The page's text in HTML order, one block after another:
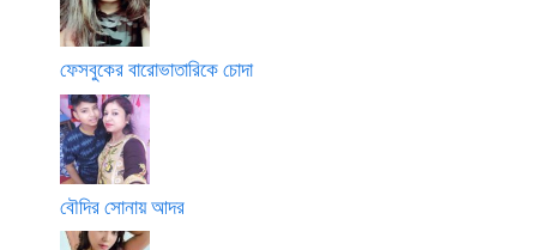
ফেসবুকের বারোভাতারিকে চোদা
বৌদির সোনায় আদর